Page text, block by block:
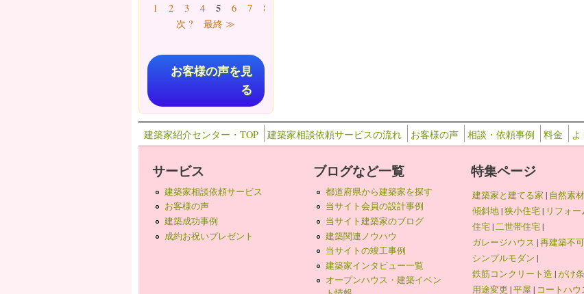
1
2 3 4 5 6 7 8
次 ?
最終 ≫
お客様の声を見
る
建築家紹介センター・TOP 建築家相談依頼サービスの流れ お客様の声 相談・依頼事例 料金 よ
サービス
建築家相談依頼サービス
お客様の声
建築成功事例
成約お祝いプレゼント
ブログなど一覧
都道府県から建築家を探す
当サイト会員の設計事例
当サイト建築家のブログ
建築関連ノウハウ
当サイトの竣工事例
建築家インタビュー一覧
オープンハウス・建築イベン
特集ページ
建築家と建てる家 | 自然素材
傾斜地|狭小住宅| リフォー
住宅|二世帯住宅|
ガレージハウス |再建築不可
シンプルモダン |
鉄筋コンクリート造 |がけ
用途変更 |平屋 | コートハウ